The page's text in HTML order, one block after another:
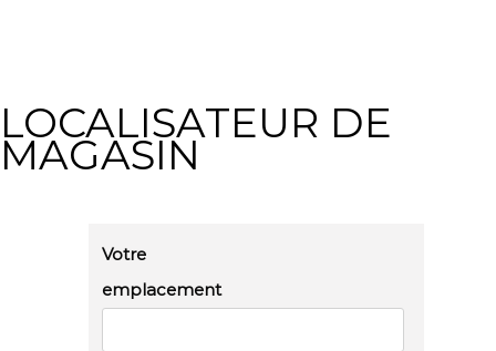
LOCALISATEUR DE
MAGASIN
Votre
emplacement